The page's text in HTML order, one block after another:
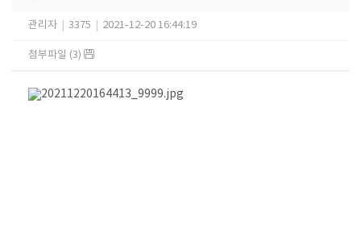
관리자 3375 2021-12-20 16:44:19
첨부파일 (3)